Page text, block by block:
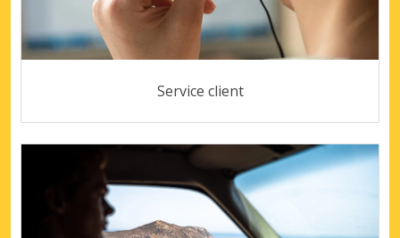
Service client